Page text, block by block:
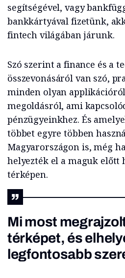
segítségével, vagy
bankkártyával fizetünk,
fintech világában járunk.
Szó szerint a finance és a
összevonásáról van szó,
minden olyan
megoldásról, ami
pénzügyeinkhez. És
többet egyre többen
Magyarországon is, még
helyezték el a maguk előtt
térképen.
Mi most
térképet, és
legfontosabb